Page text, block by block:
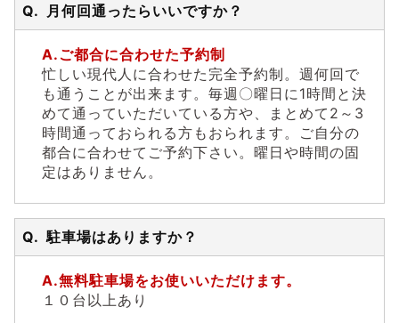
月何回通ったらいいですか？
ご都合に合わせた予約制
忙しい現代人に合わせた完全予約制。週何回で
も通うことが出来ます。毎週〇曜日に1時間と決
めて通っていただいている方や、まとめて2～3
時間通っておられる方もおられます。ご自分の
都合に合わせてご予約下さい。曜日や時間の固
定はありません。
駐車場はありますか？
無料駐車場をお使いいただけます。
１０台以上あり